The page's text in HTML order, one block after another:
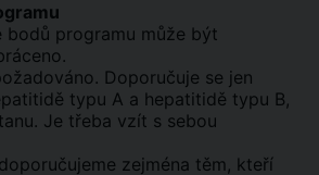
bodů programu může být
Doporučuje se jen
typu A a hepatitidě typu B,
Je třeba vzít s sebou
zejména těm, kteří